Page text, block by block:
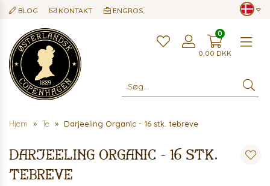
BLOG KONTAKT ENGROS
0,00 DKK
0
Hjem Te Darjeeling Organic - 16 stk. tebreve
Darjeeling Organic - 16 stk.
tebreve